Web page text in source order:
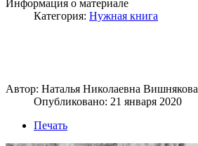
Информация о материале
Категория: Нужная книга
Автор: Наталья Николаевна Вишнякова
Опубликовано: 21 января 2020
Печать